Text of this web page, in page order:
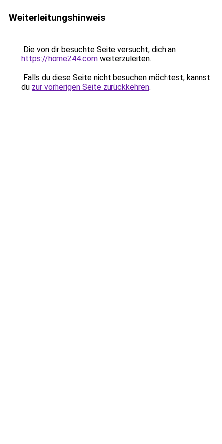
Weiterleitungshinweis
Die von dir besuchte Seite versucht, dich an
https://home244.com weiterzuleiten.
Falls du diese Seite nicht besuchen möchtest, kannst
du zur vorherigen Seite zurückkehren.